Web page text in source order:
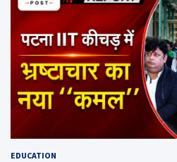
EDUCATION